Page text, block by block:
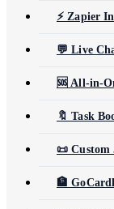
⚡ Zapier
💬 Live
🆘 All-in-
🔖 Task
📜
🏦